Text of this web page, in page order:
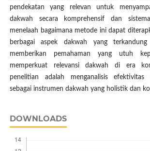
pendekatan yang relevan untuk
dakwah secara komprehensif dan
menelaah bagaimana metode ini dapat
berbagai aspek dakwah yang terkandung
memberikan pemahaman yang utuh
memperkuat relevansi dakwah di era
penelitian adalah menganalisis efektivitas
sebagai instrumen dakwah yang holistik dan
DOWNLOADS